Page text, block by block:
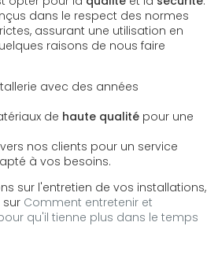
dans le respect des normes
assurant une utilisation en
raisons de nous faire
avec des années
de haute qualité pour une
nos clients pour un service
à vos besoins.
sur l'entretien de vos installations,
Comment entretenir et
qu'il tienne plus dans le temps